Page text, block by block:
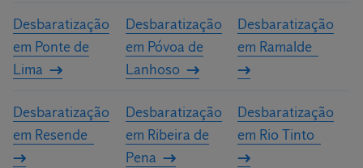
Desbaratização
em Ponte de
Lima
Desbaratização
em Póvoa de
Lanhoso
Desbaratização
em Ramalde
Desbaratização
em Resende
Desbaratização
em Ribeira de
Pena
Desbaratização
em Rio Tinto